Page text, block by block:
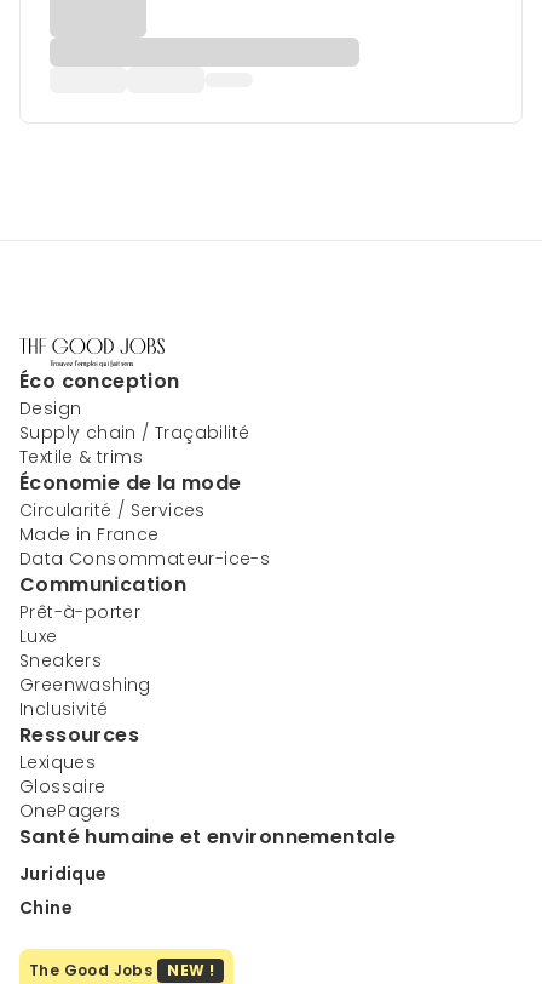
Éco conception
Design
Supply chain / Traçabilité
Textile & trims
Économie de la mode
Circularité / Services
Made in France
Data Consommateur-ice-s
Communication
Prêt-à-porter
Luxe
Sneakers
Greenwashing
Inclusivité
Ressources
Lexiques
Glossaire
OnePagers
Santé humaine et environnementale
Juridique
Chine
The Good Jobs NEW !